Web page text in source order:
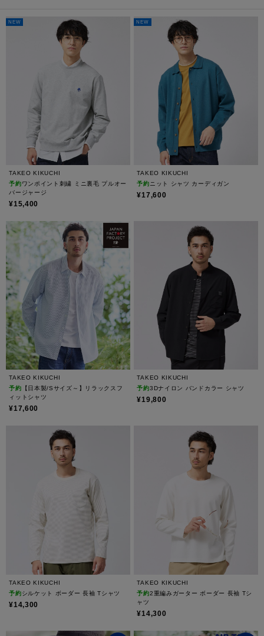
NEW
TAKEO KIKUCHI
予約ワンポイント刺繍 ミニ裏毛 プルオー
バージャージ
¥15,400
NEW
TAKEO KIKUCHI
予約 ニット シャツ カーディガン
¥17,600
TAKEO KIKUCHI
予約 【日本製/Sサイズ～】リラックスフ
ィットシャツ
¥17,600
TAKEO KIKUCHI
予約3Dナイロン バンドカラー シャツ
¥19,800
TAKEO KIKUCHI
予約シルケット ボーダー 長袖 Tシャツ
¥14,300
TAKEO KIKUCHI
予約2重編みガーター ボーダー 長袖 Tシ
ャツ
¥14,300